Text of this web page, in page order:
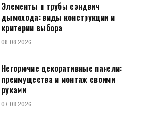
Элементы и трубы сэндвич
дымохода: виды конструкции и
критерии выбора
08.08.2026
Негорючие декоративные панели:
преимущества и монтаж своими
руками
07.08.2026